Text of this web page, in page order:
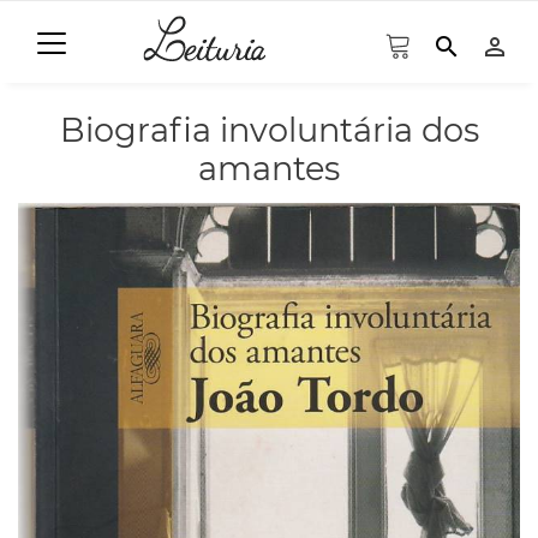
search person_outline
Biografia involuntária dos
amantes